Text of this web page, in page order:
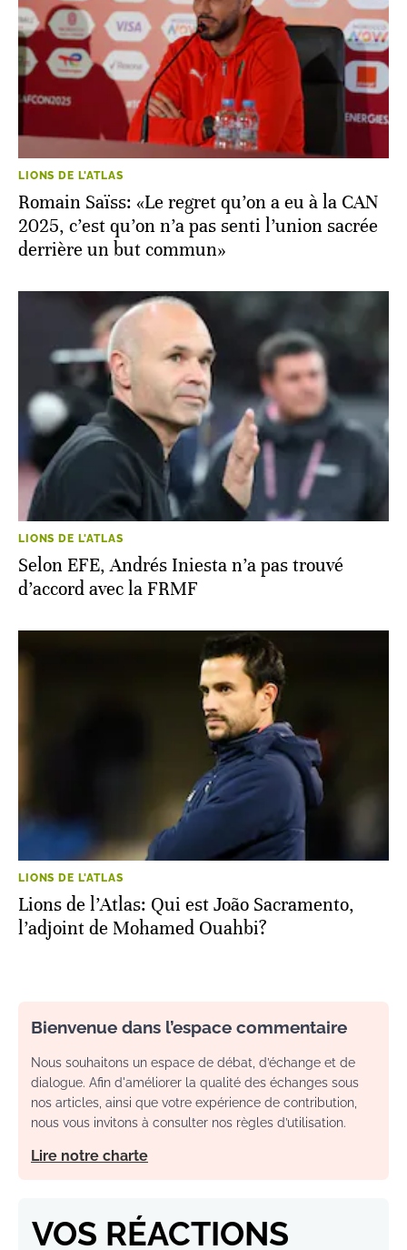
LIONS DE L'ATLAS
Romain Saïss: «Le regret qu’on a eu à la CAN
2025, c’est qu’on n’a pas senti l’union sacrée
derrière un but commun»
LIONS DE L'ATLAS
Selon EFE, Andrés Iniesta n’a pas trouvé
d’accord avec la FRMF
LIONS DE L'ATLAS
Lions de l’Atlas: Qui est João Sacramento,
l’adjoint de Mohamed Ouahbi?
Bienvenue dans l’espace commentaire
Nous souhaitons un espace de débat, d’échange et de
dialogue. Afin d'améliorer la qualité des échanges sous
nos articles, ainsi que votre expérience de contribution,
nous vous invitons à consulter nos règles d’utilisation.
Lire notre charte
VOS RÉACTIONS